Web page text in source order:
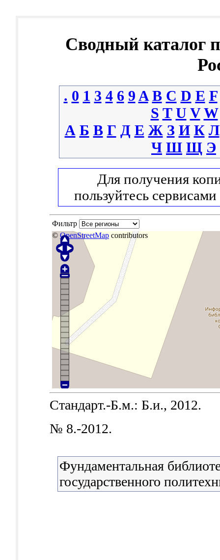
Сводный каталог
. 0 1 3 4 6 9 A B C D E F
S T U V W
А Б В Г Д Е Ж З И К Л
Ч Ш Щ Э
Для получения
пользуйтесь сервисами
Фильтр
© OpenStreetMap contributors
Стандарт.-Б.м.: Б.и., 2012.
№ 8.-2012.
Фундаментальная
государственного